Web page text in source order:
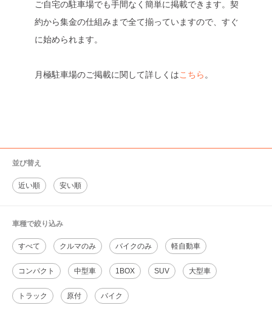
ご自宅の駐車場でも手間なく簡単に掲載できます。契
約から集金の仕組みまで全て揃っていますので、すぐ
に始められます。
月極駐車場のご掲載に関して詳しくはこちら 。
並び替え
近い順 安い順
車種で絞り込み
すべて クルマのみ バイクのみ 軽自動車
コンパクト 中型車 1BOX SUV 大型車
トラック 原付 バイク